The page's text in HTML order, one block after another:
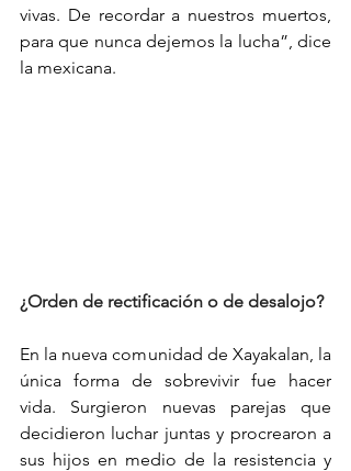
vivas. De recordar a nuestros muertos,
para que nunca dejemos la lucha”, dice
la mexicana.
¿Orden de rectificación o de desalojo?
En la nueva comunidad de Xayakalan, la
única forma de sobrevivir fue hacer
vida. Surgieron nuevas parejas que
decidieron luchar juntas y procrearon a
sus hijos en medio de la resistencia y